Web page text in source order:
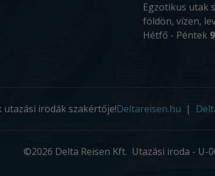
Egzotikus utak
földön, vízen,
Hétfő - Péntek
utazási irodák szakértője!Deltareisen.hu
©2026 Delta Reisen Kft. Utazási iroda - U-